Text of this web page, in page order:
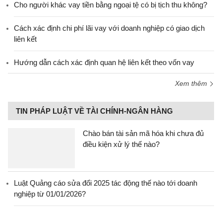
Cho người khác vay tiền bằng ngoại tệ có bị tịch thu không?
Cách xác định chi phí lãi vay với doanh nghiệp có giao dịch
liên kết
Hướng dẫn cách xác định quan hệ liên kết theo vốn vay
Xem thêm
TIN PHÁP LUẬT VỀ TÀI CHÍNH-NGÂN HÀNG
Chào bán tài sản mã hóa khi chưa đủ
điều kiện xử lý thế nào?
Luật Quảng cáo sửa đổi 2025 tác động thế nào tới doanh
nghiệp từ 01/01/2026?